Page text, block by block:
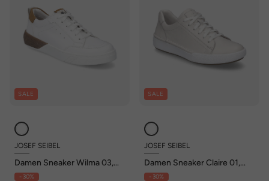
SALE
JOSEF SEIBEL
Damen Sneaker Wilma 03,
weiss-braun
- 30%
SALE
JOSEF SEIBEL
Damen Sneaker Claire 01,
weiss
- 30%